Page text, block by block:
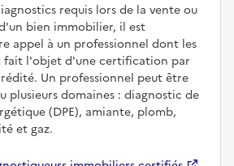
requis lors de la vente ou
bien immobilier, il est
appel à un professionnel dont les
fait l'objet d'une certification par
Un professionnel peut être
plusieurs domaines : diagnostic de
(DPE), amiante, plomb,
et gaz.